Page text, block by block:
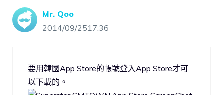
Mr. Qoo
2014/09/2517:36
要用韓國App Store的帳號登入App Store才可
以下載的。